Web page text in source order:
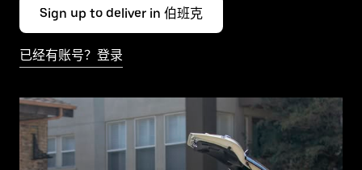
Sign up to deliver in 伯班克
已经有账号？登录